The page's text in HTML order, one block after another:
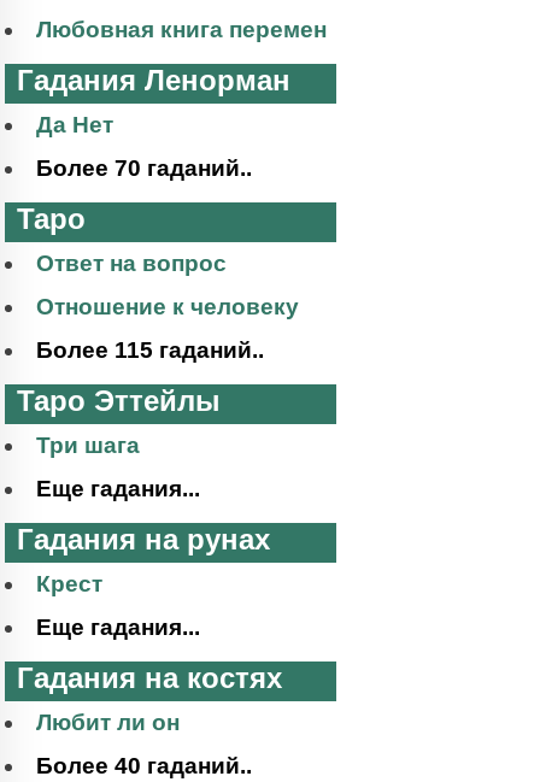
Любовная книга перемен
Гадания Ленорман
Да Нет
Более 70 гаданий..
Таро
Ответ на вопрос
Отношение к человеку
Более 115 гаданий..
Таро Эттейлы
Три шага
Еще гадания...
Гадания на рунах
Крест
Еще гадания...
Гадания на костях
Любит ли он
Более 40 гаданий..